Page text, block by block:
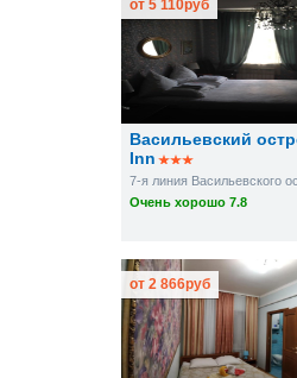
Васильевский
Inn
Очень хорошо 7.8
от 5 110руб
от 2 866руб